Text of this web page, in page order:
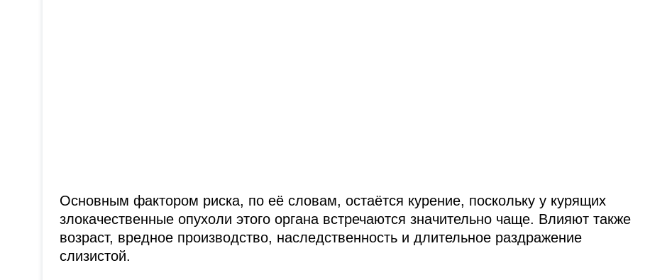
Основным фактором риска, по её словам, остаётся курение, поскольку у курящих
злокачественные опухоли этого органа встречаются значительно чаще. Влияют также
возраст, вредное производство, наследственность и длительное раздражение
слизистой.